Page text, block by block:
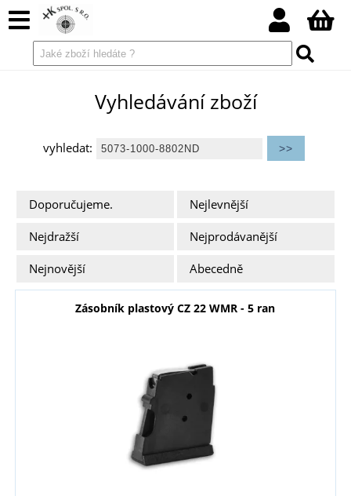
Vyhledávání zboží
vyhledat:
Doporučujeme.
Nejlevnější
Nejdražší
Nejprodávanější
Nejnovější
Abecedně
Zásobník plastový CZ 22 WMR - 5 ran